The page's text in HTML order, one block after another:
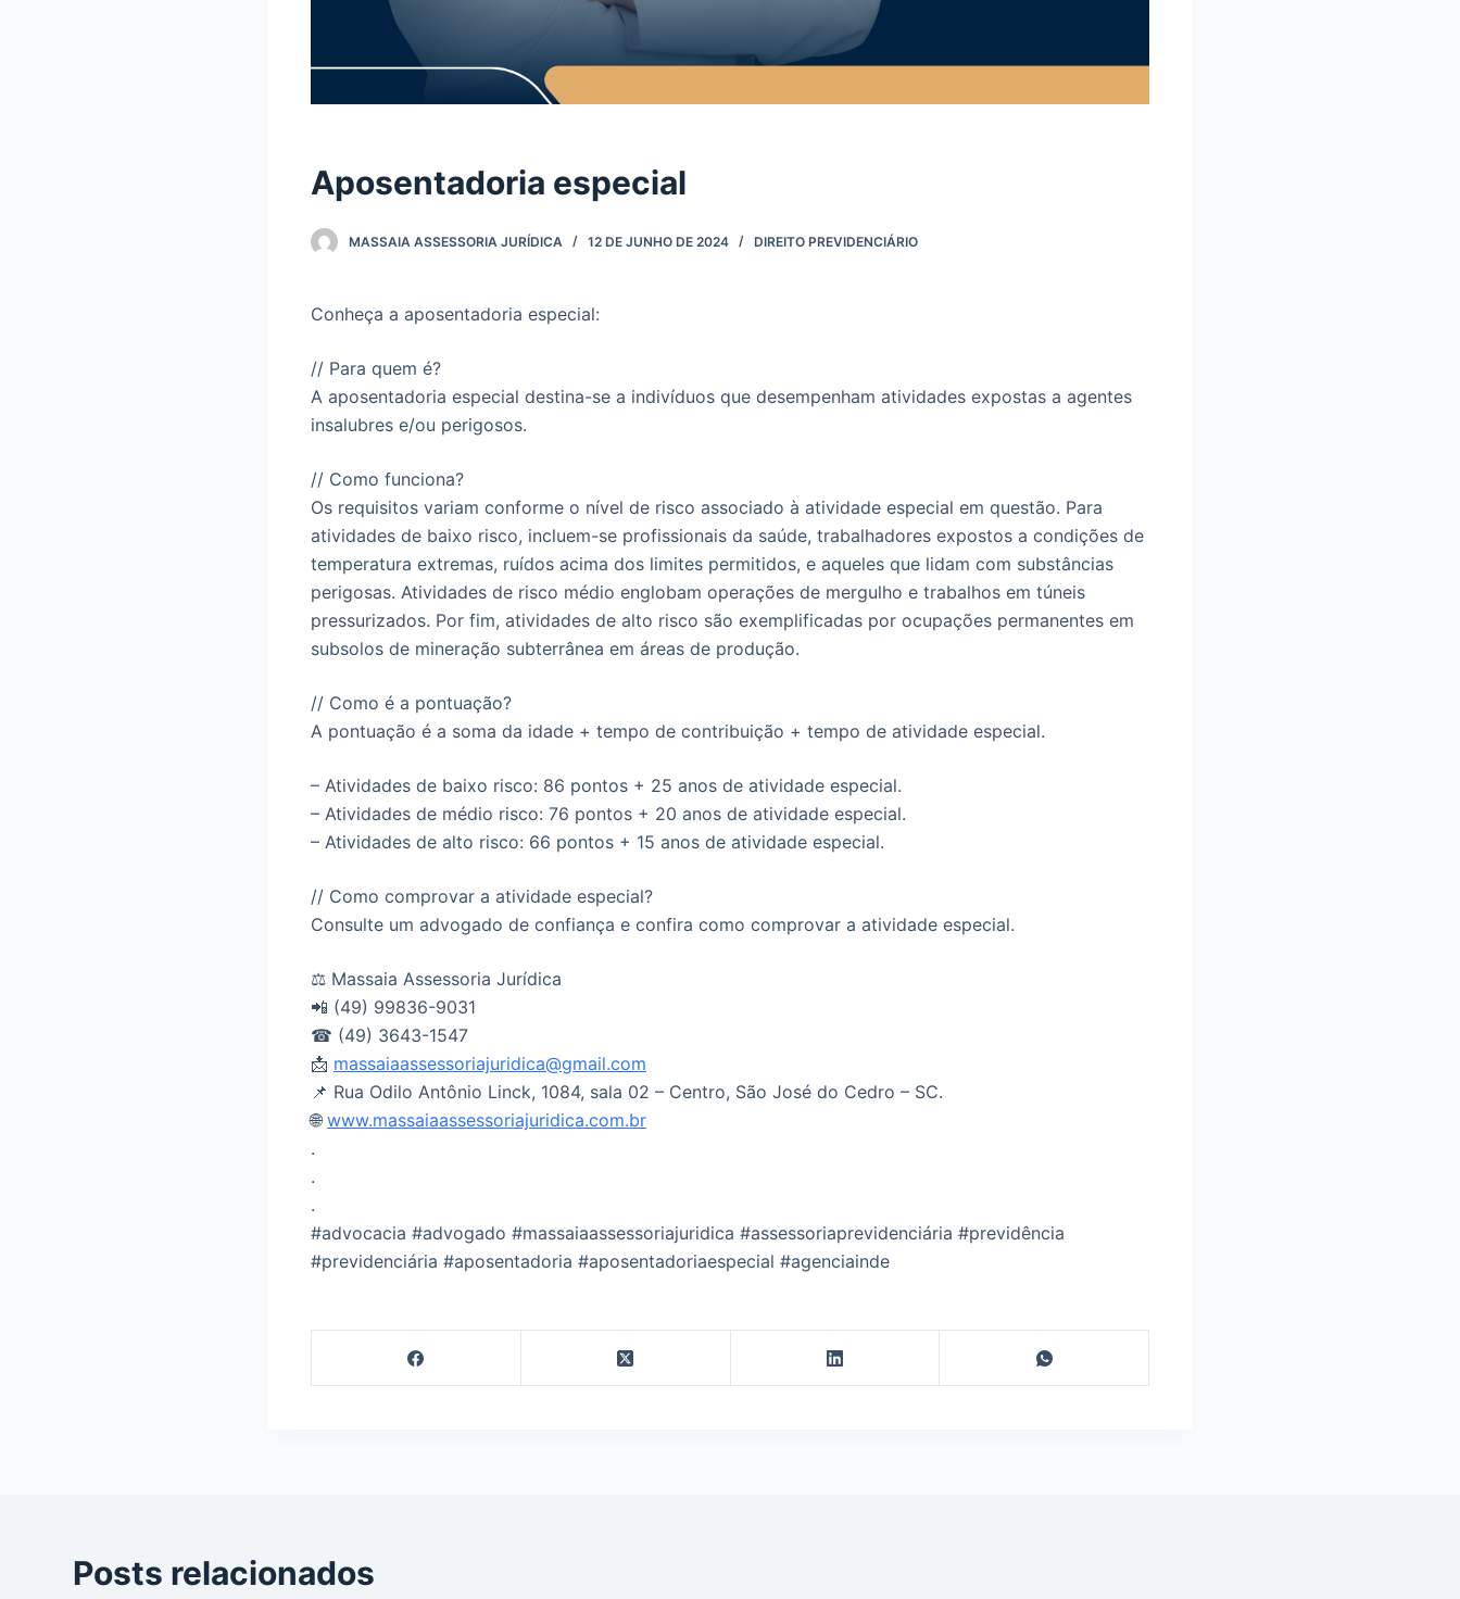
Aposentadoria especial
MASSAIA ASSESSORIA JURÍDICA 12 DE JUNHO DE 2024 DIREITO PREVIDENCIÁRIO
Conheça a aposentadoria especial:
// Para quem é?
A aposentadoria especial destina-se a indivíduos que desempenham atividades expostas a agentes
insalubres e/ou perigosos.
// Como funciona?
Os requisitos variam conforme o nível de risco associado à atividade especial em questão. Para
atividades de baixo risco, incluem-se profissionais da saúde, trabalhadores expostos a condições de
temperatura extremas, ruídos acima dos limites permitidos, e aqueles que lidam com substâncias
perigosas. Atividades de risco médio englobam operações de mergulho e trabalhos em túneis
pressurizados. Por fim, atividades de alto risco são exemplificadas por ocupações permanentes em
subsolos de mineração subterrânea em áreas de produção.
// Como é a pontuação?
A pontuação é a soma da idade + tempo de contribuição + tempo de atividade especial.
– Atividades de baixo risco: 86 pontos + 25 anos de atividade especial.
– Atividades de médio risco: 76 pontos + 20 anos de atividade especial.
– Atividades de alto risco: 66 pontos + 15 anos de atividade especial.
// Como comprovar a atividade especial?
Consulte um advogado de confiança e confira como comprovar a atividade especial.
⚖ Massaia Assessoria Jurídica
📲 (49) 99836-9031
☎ (49) 3643-1547
📩 massaiaassessoriajuridica@gmail.com
📌 Rua Odilo Antônio Linck, 1084, sala 02 – Centro, São José do Cedro – SC.
🌐 www.massaiaassessoriajuridica.com.br
.
.
.
#advocacia #advogado #massaiaassessoriajuridica #assessoriaprevidenciária #previdência
#previdenciária #aposentadoria #aposentadoriaespecial #agenciainde
Posts relacionados